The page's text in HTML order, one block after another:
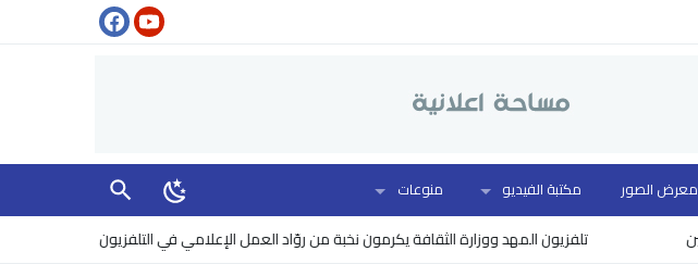
معرض الصور مكتبة الفيديو منوعات
تلفزيون المهد ووزارة الثقافة يكرمون نخبة من روّاد العمل الإعلامي في التلفزيون البنتاغون يرفع